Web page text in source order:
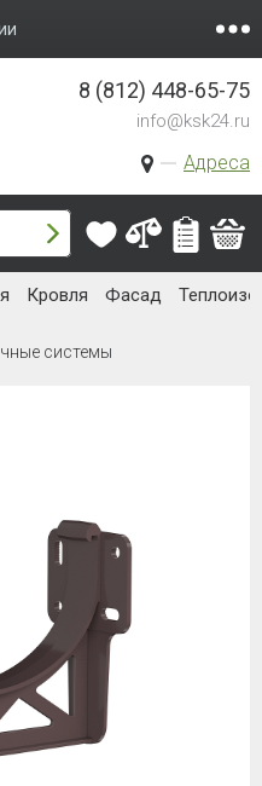
Адреса
8 (812) 448-65-75
info@ksk24.ru
Кровля Фасад
системы